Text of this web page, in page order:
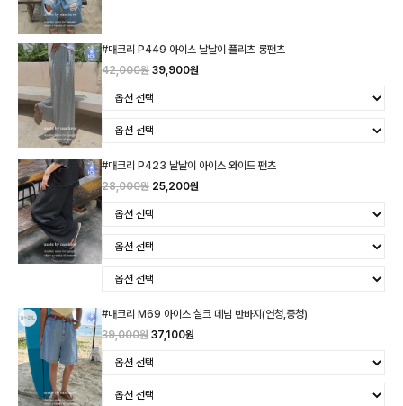
#매크리 P449 아이스 날날이 플리츠 롱팬츠
42,000원 39,900원
#매크리 P423 날날이 아이스 와이드 팬츠
28,000원 25,200원
#매크리 M69 아이스 실크 데님 반바지(연청,중청)
39,000원 37,100원